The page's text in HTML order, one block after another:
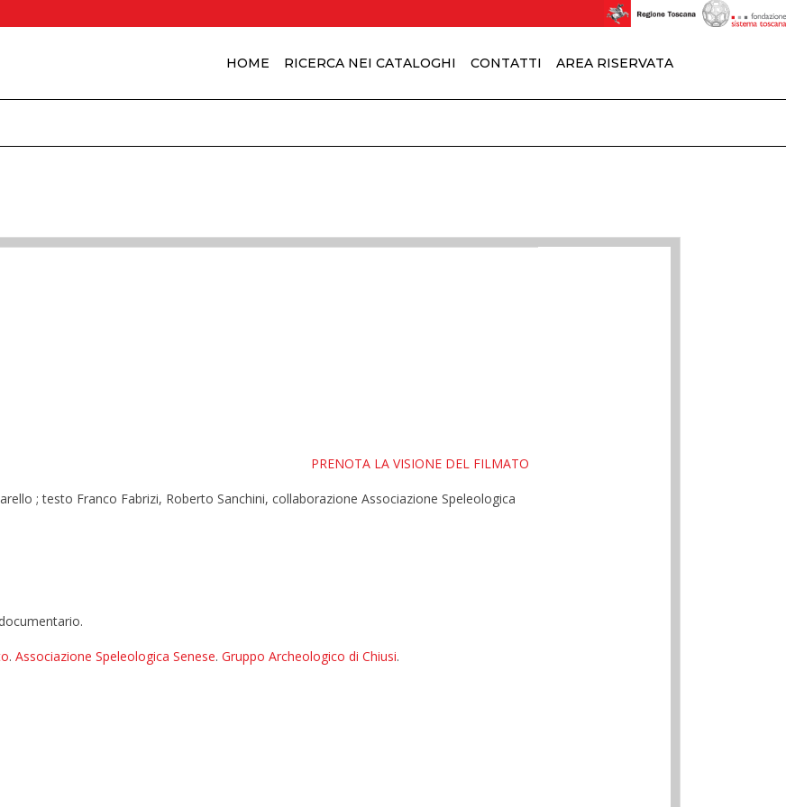
HOME RICERCA NEI CATALOGHI CONTATTI AREA RISERVATA
PRENOTA LA VISIONE DEL FILMATO
; testo Franco Fabrizi, Roberto Sanchini, collaborazione Associazione Speleologica
. Associazione Speleologica Senese. Gruppo Archeologico di Chiusi.